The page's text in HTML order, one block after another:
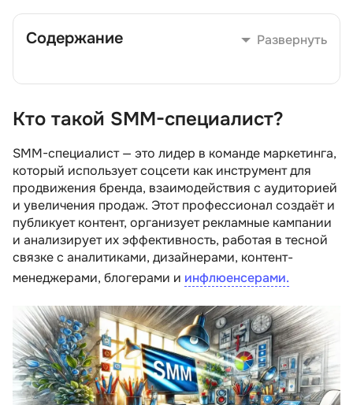
Содержание
Кто такой SMM-специалист?
Чем занимается специалист по социальным
сетям?
Какими знаниями и умениями должен
обладать СММ-менеджер?
Минимальные требования к кандидатам на
должность
Карьерный рост эксперта по SMM
Плюсы и минусы профессии
Как стать СММ-специалистом?
Рекомендуем посмотреть курсы по SMM
продвижению
Развернуть
Кто такой SMM-специалист?
SMM-специалист — это лидер в команде маркетинга,
который использует соцсети как инструмент для
продвижения бренда, взаимодействия с аудиторией
и увеличения продаж. Этот профессионал создаёт и
публикует контент, организует рекламные кампании
и анализирует их эффективность, работая в тесной
связке с аналитиками, дизайнерами, контент-
менеджерами, блогерами и инфлюенсерами.